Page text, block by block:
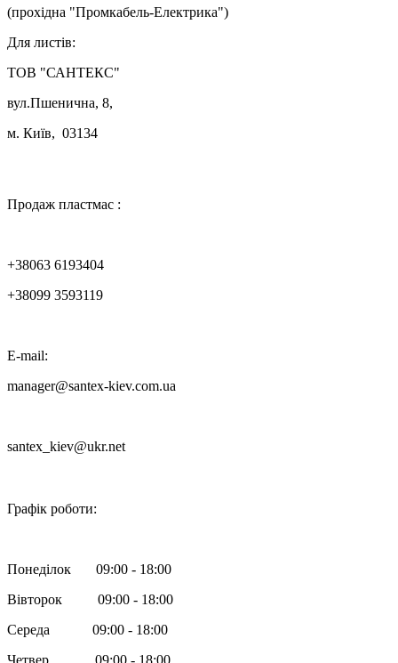
(прохідна "Промкабель-Електрика")
Для листів:
ТОВ "САНТЕКС"
вул.Пшенична, 8,
м. Київ, 03134
Продаж пластмас :
+38063 6193404
+38099 3593119
E-mail:
manager@santex-kiev.com.ua
santex_kiev@ukr.net
Графік роботи:
Понеділок 09:00 - 18:00
Вівторок 09:00 - 18:00
Середа 09:00 - 18:00
Четвер 09:00 - 18:00